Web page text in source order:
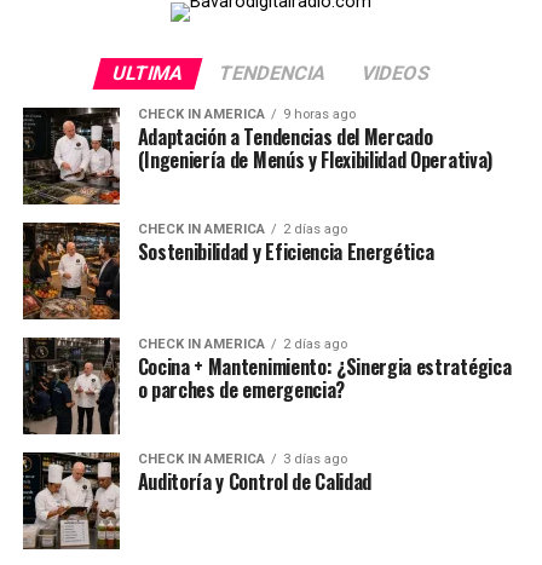
ULTIMA TENDENCIA VIDEOS
CHECK IN AMERICA 9 horas ago
Adaptación a Tendencias del Mercado
(Ingeniería de Menús y Flexibilidad Operativa)
CHECK IN AMERICA 2 días ago
Sostenibilidad y Eficiencia Energética
CHECK IN AMERICA 2 días ago
Cocina + Mantenimiento: ¿Sinergia estratégica
o parches de emergencia?
CHECK IN AMERICA 3 días ago
Auditoría y Control de Calidad